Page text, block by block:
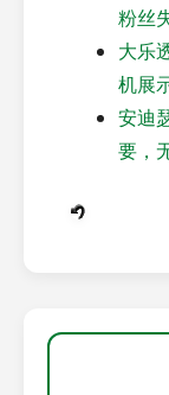
粉丝
大乐
机展
安迪
要，